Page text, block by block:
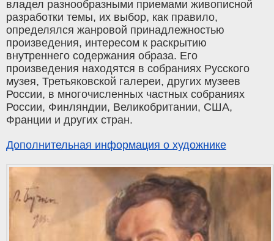
владел разнообразными приемами живописной
разработки темы, их выбор, как правило,
определялся жанровой принадлежностью
произведения, интересом к раскрытию
внутреннего содержания образа. Его
произведения находятся в собраниях Русского
музея, Третьяковской галереи, других музеев
России, в многочисленных частных собраниях
России, Финляндии, Великобритании, США,
Франции и других стран.
Дополнительная информация о художнике